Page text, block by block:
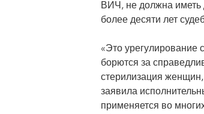
ВИЧ, не должна иметь
более десяти лет
«Это
борются за
стерилизация
заявила
применяется во